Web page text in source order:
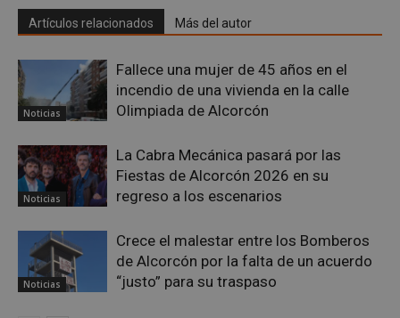
Artículos relacionados Más del autor
Noticias
Fallece una mujer de 45 años en el
incendio de una vivienda en la calle
Olimpiada de Alcorcón
Noticias
La Cabra Mecánica pasará por las
Fiestas de Alcorcón 2026 en su
regreso a los escenarios
Noticias
Crece el malestar entre los Bomberos
de Alcorcón por la falta de un acuerdo
“justo” para su traspaso
Inc.
embed.bsky.app
Privacy Policy